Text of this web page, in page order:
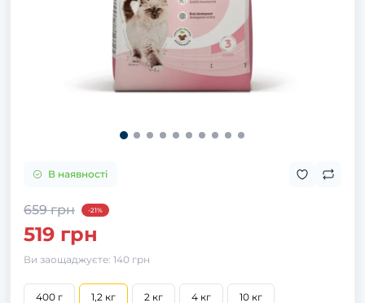
В наявності
659 грн -21%
519 грн
Ви заощаджуєте: 140 грн
400 г 1,2 кг 2 кг 4 кг 10 кг